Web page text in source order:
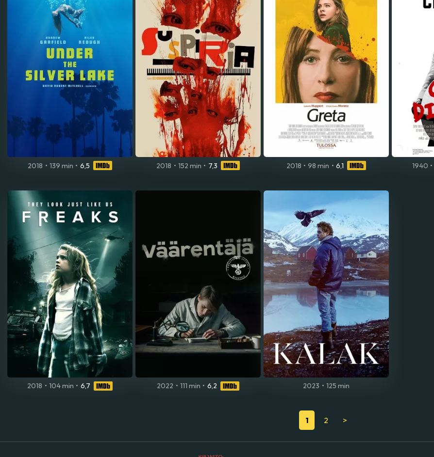
2018 • 139 min • 6,5 2018 • 152 min • 7,3 2018 • 98 min • 6,1 1940 •
2018 • 104 min • 6,7 2022 • 111 min • 6,2 2023 • 125 min
1 2 >